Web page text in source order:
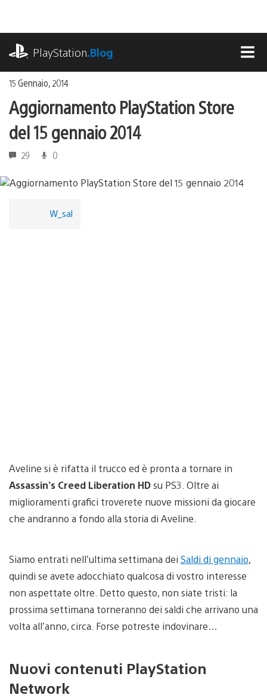
contenuto
PlayStation.Blog
15 Gennaio, 2014
Aggiornamento PlayStation Store
del 15 gennaio 2014
29 0
W_sal
Aveline si è rifatta il trucco ed è pronta a tornare in
Assassin’s Creed Liberation HDsu PS3. Oltre ai
miglioramenti grafici troverete nuove missioni da giocare
che andranno a fondo alla storia di Aveline.
Siamo entrati nell’ultima settimana dei Saldi di gennaio,
quindi se avete adocchiato qualcosa di vostro interesse
non aspettate oltre. Detto questo, non siate tristi: la
prossima settimana torneranno dei saldi che arrivano una
volta all’anno, circa. Forse potreste indovinare…
Nuovi contenuti PlayStation
Network